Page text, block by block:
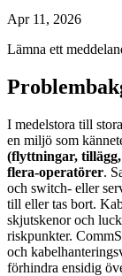
Apr 11, 2026
Lämna ett
I medelstora till
en miljö som
(flyttningar,
flera-operatörer.
och switch- eller
till eller tas bort.
skjutskenor och
riskpunkter.
och
förhindra ensidig